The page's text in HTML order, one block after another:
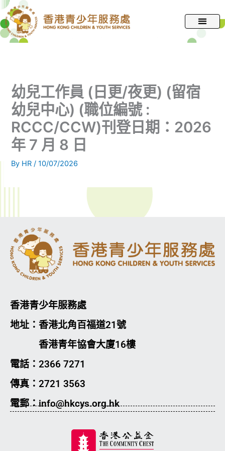
跳
至
主
幼兒工作員 (日更/夜更) (留宿
幼兒中心) (職位編號 :
RCCC/CCW)刊登日期：2026
年 7 月 8 日
By HR/10/07/2026
香港青少年服務處
地址：香港北角百福道21號
香港青年協會大廈16樓
電話：2366 7271
傳真：2721 3563
電郵：info@hkcys.org.hk